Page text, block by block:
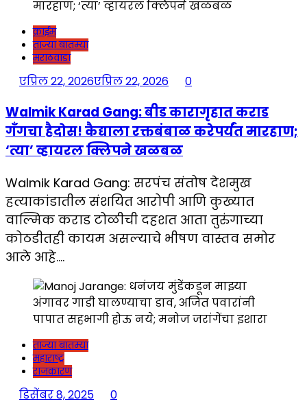
क्राईम
ताज्या बातम्या
मराठवाडा
एप्रिल 22, 2026एप्रिल 22, 2026 0
Walmik Karad Gang: बीड कारागृहात कराड
गँगचा हैदोस! कैद्याला रक्तबंबाळ करेपर्यंत मारहाण;
‘त्या’ व्हायरल क्लिपने खळबळ
Walmik Karad Gang: सरपंच संतोष देशमुख
हत्याकांडातील संशयित आरोपी आणि कुख्यात
वाल्मिक कराड टोळीची दहशत आता तुरुंगाच्या
कोठडीतही कायम असल्याचे भीषण वास्तव समोर
आले आहे….
ताज्या बातम्या
महाराष्ट्र
राजकारण
डिसेंबर 8, 2025 0